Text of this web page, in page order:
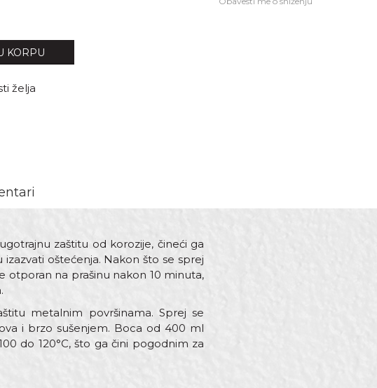
KORPU
želja
zaštitu od korozije, čineći ga
oštećenja. Nakon što se sprej
otporan na prašinu nakon 10 minuta,
metalnim površinama. Sprej se
i brzo sušenjem. Boca od 400 ml
do 120°C, što ga čini pogodnim za